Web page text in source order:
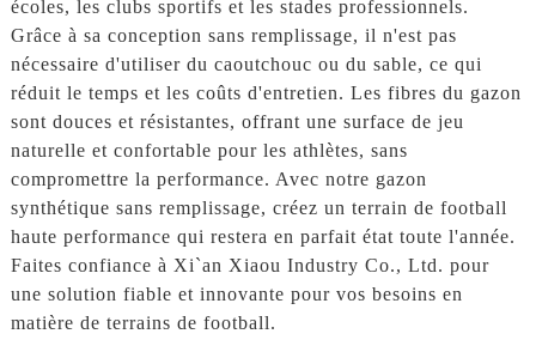
écoles, les clubs sportifs et les stades professionnels.
Grâce à sa conception sans remplissage, il n'est pas
nécessaire d'utiliser du caoutchouc ou du sable, ce qui
réduit le temps et les coûts d'entretien. Les fibres du gazon
sont douces et résistantes, offrant une surface de jeu
naturelle et confortable pour les athlètes, sans
compromettre la performance. Avec notre gazon
synthétique sans remplissage, créez un terrain de football
haute performance qui restera en parfait état toute l'année.
Faites confiance à Xi`an Xiaou Industry Co., Ltd. pour
une solution fiable et innovante pour vos besoins en
matière de terrains de football.